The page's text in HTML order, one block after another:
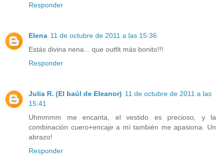
Responder
Elena 11 de octubre de 2011 a las 15:36
Estás divina nena... que outfit más bonito!!!
Responder
Julia R. (El baúl de Eleanor) 11 de octubre de 2011 a las
15:41
Uhmmmm me encanta, el vestido es precioso, y la
combinación cuero+encaje a mí también me apasiona. Un
abrazo!
Responder